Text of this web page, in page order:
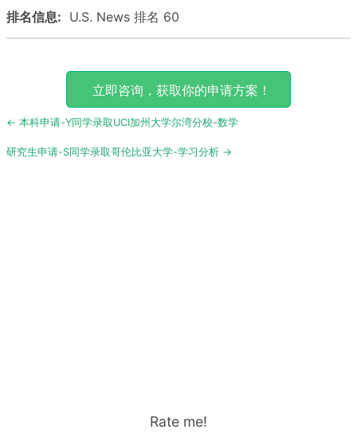
排名信息: U.S. News 排名 60
立即咨询，获取你的申请方案！
Post
← 本科申请-Y同学录取UCI加州大学尔湾分校-数学
研究生申请-S同学录取哥伦比亚大学-学习分析 →
Rate me!